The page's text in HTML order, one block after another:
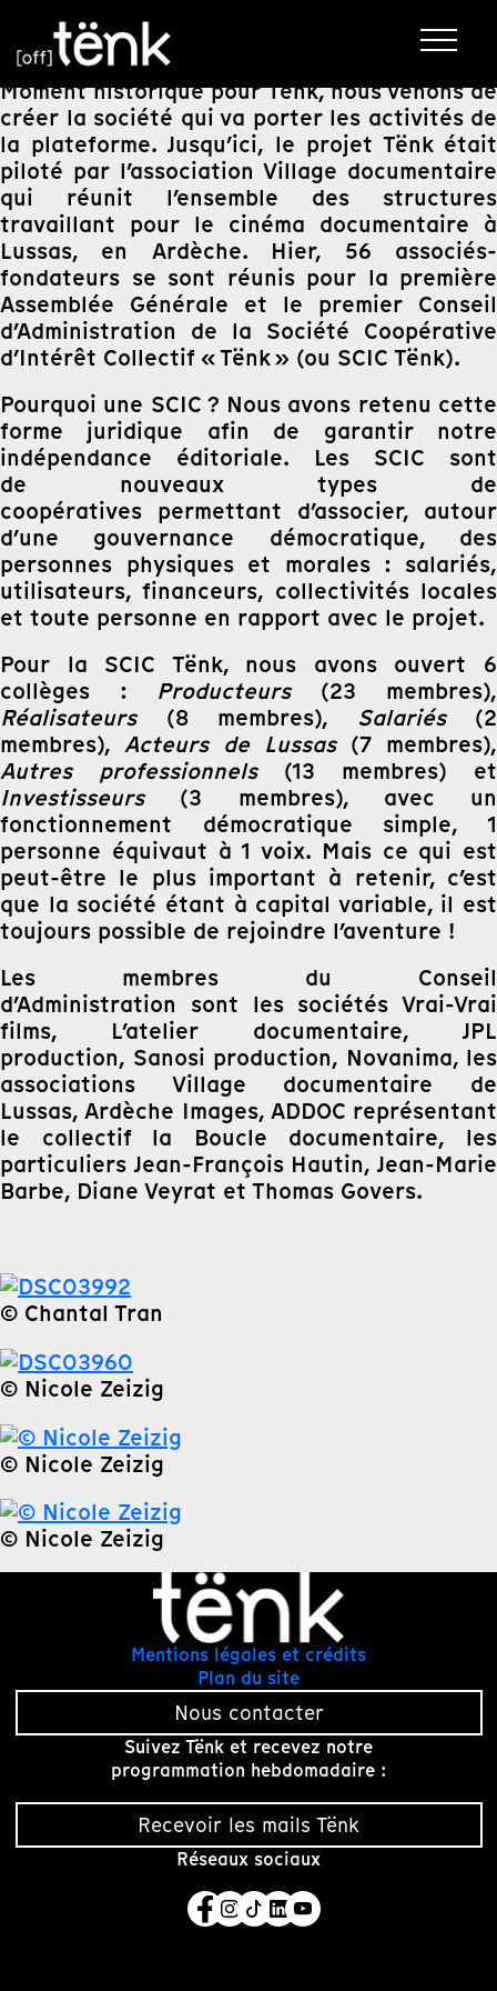
Moment historique pour Tënk, nous venons de
créer la société qui va porter les activités de
la plateforme. Jusqu’ici, le projet Tënk était
piloté par l’association Village documentaire
qui réunit l’ensemble des structures
travaillant pour le cinéma documentaire à
Lussas, en Ardèche. Hier, 56 associés-
fondateurs se sont réunis pour la première
Assemblée Générale et le premier Conseil
d’Administration de la Société Coopérative
d’Intérêt Collectif « Tënk » (ou SCIC Tënk).
Pourquoi une SCIC ? Nous avons retenu cette
forme juridique afin de garantir notre
indépendance éditoriale. Les SCIC sont
de nouveaux types de
coopératives permettant d’associer, autour
d’une gouvernance démocratique, des
personnes physiques et morales : salariés,
utilisateurs, financeurs, collectivités locales
et toute personne en rapport avec le projet.
Pour la SCIC Tënk, nous avons ouvert 6
collèges : Producteurs(23 membres),
Réalisateurs(8 membres), Salariés(2
membres), Acteurs de Lussas(7 membres),
Autres professionnels(13 membres) et
Investisseurs(3 membres), avec un
fonctionnement démocratique simple, 1
personne équivaut à 1 voix. Mais ce qui est
peut-être le plus important à retenir, c’est
que la société étant à capital variable, il est
toujours possible de rejoindre l’aventure !
Les membres du Conseil
d’Administration sont les sociétés Vrai-Vrai
films, L’atelier documentaire, JPL
production, Sanosi production, Novanima, les
associations Village documentaire de
Lussas, Ardèche Images, ADDOC représentant
le collectif la Boucle documentaire, les
particuliers Jean-François Hautin, Jean-Marie
Barbe, Diane Veyrat et Thomas Govers.
© Chantal Tran
© Nicole Zeizig
© Nicole Zeizig
© Nicole Zeizig
Mentions légales et crédits
Plan du site
Nous contacter
Suivez Tënk et recevez notre
programmation hebdomadaire :
Recevoir les mails Tënk
Réseaux sociaux